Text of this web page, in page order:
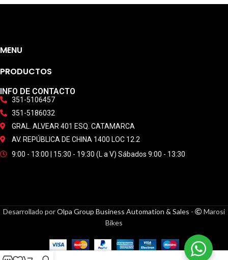
MENU
PRODUCTOS
INFO DE CONTACTO
351-5106457
351-5186032
GRAL. ALVEAR 401 ESQ. CATAMARCA
AV. REPÚBLICA DE CHINA 1400 LOC 12.2
9:00 - 13:00 | 15:30 - 19:30 (L a V) Sábados 9:00 - 13:30
Desarrollado porOlpa Group Business Automation & Sales -
Marosi
Bikes